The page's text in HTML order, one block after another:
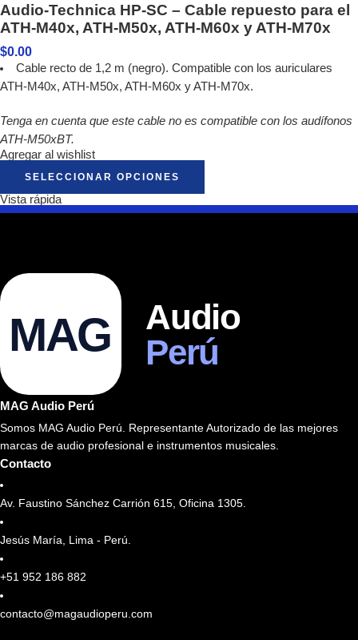
Audio-Technica HP-SC – Cable repuesto para el
ATH-M40x, ATH-M50x, ATH-M60x y ATH-M70x
$0.00
Cable recto de 1,2 m (negro). Compatible con los auriculares
ATH-M40x, ATH-M50x, ATH-M60x y ATH-M70x.
Tenga en cuenta que este cable no es compatible con los audífonos
ATH-M50xBT.
Agregar al wishlist
SELECCIONAR OPCIONES
Vista rápida
MAG
Audio
Perú
MAG Audio Perú
Somos MAG Audio Perú. Representante Autorizado de las mejores
marcas de audio profesional e instrumentos musicales.
Contacto
Av. Faustino Sánchez Carrión 615, Oficina 1305.
Jesús María, Lima - Perú.
+51 952 186 882
contacto@magaudioperu.com